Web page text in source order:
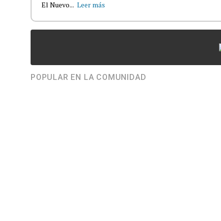
El Nuevo... Leer más
POPULAR EN LA COMUNIDAD